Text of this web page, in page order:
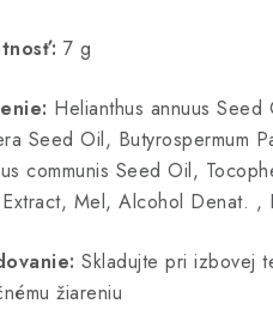
7 g
Helianthus annuus
Seed Oil, Butyrospermum
communis Seed Oil,
Extract, Mel, Alcohol Denat. ,
Skladujte pri izbovej
žiareniu